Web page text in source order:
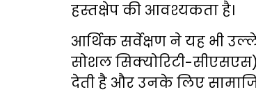
हस्तक्षेप की आवश्यकता है।
आर्थिक सर्वेक्षण ने यह भी
सोशल सिक्योरिटी-
देती है और उनके लिए